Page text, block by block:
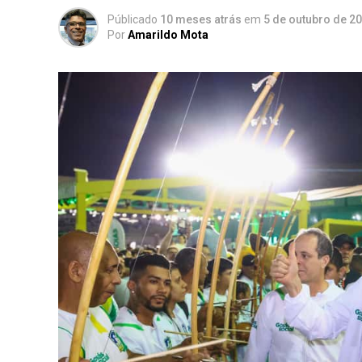
Públicado 10 meses atrás em 5 de outubro de
PorAmarildo Mota